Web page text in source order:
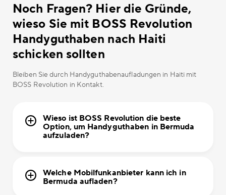
Noch Fragen? Hier die Gründe,
wieso Sie mit BOSS Revolution
Handyguthaben nach Haiti
schicken sollten
Bleiben Sie durch Handyguthabenaufladungen in Haiti mit
BOSS Revolution in Kontakt.
Wieso ist BOSS Revolution die beste
Option, um Handyguthaben in Bermuda
aufzuladen?
Welche Mobilfunkanbieter kann ich in
Bermuda aufladen?